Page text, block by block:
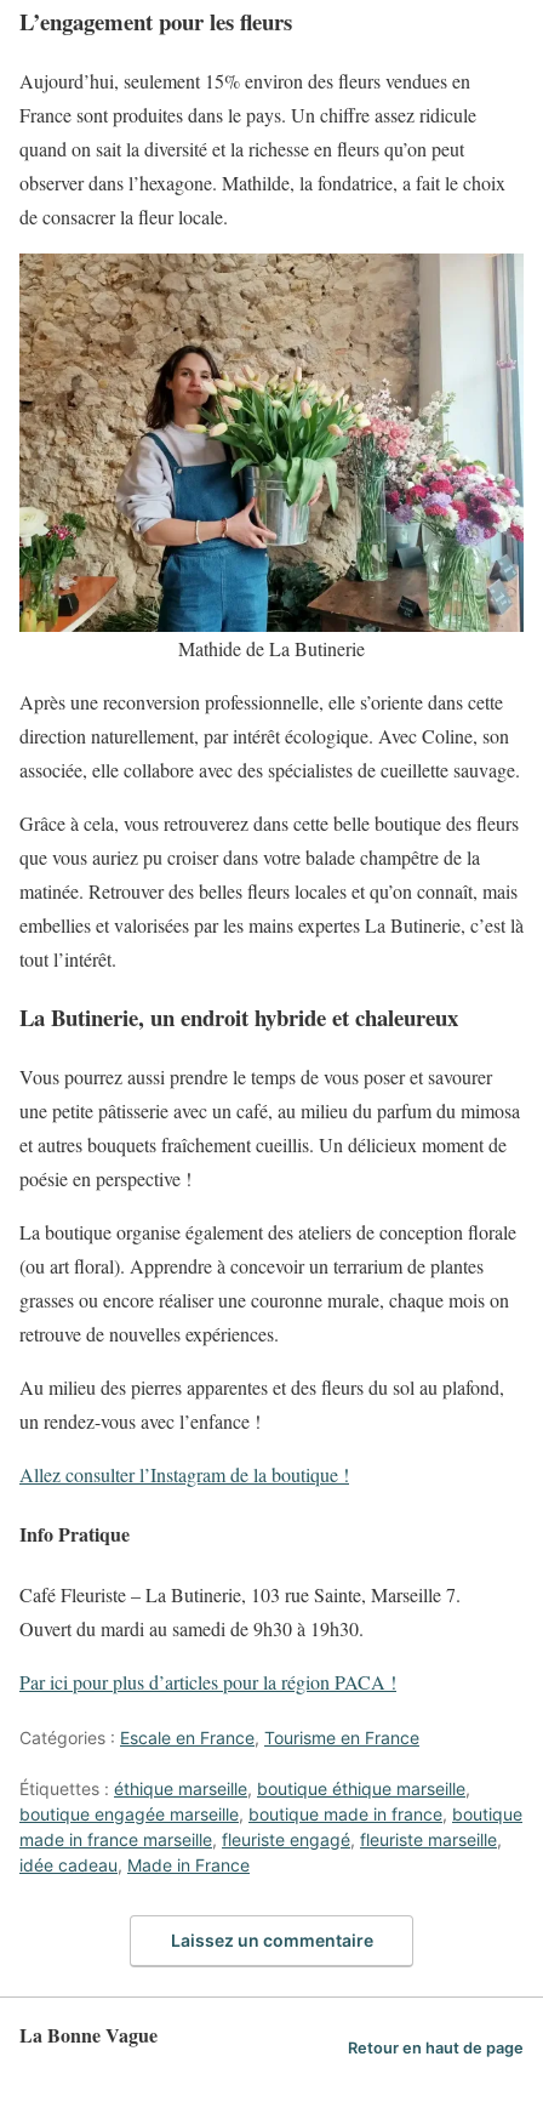
L’engagement pour les fleurs
Aujourd’hui, seulement 15% environ des fleurs vendues en
France sont produites dans le pays. Un chiffre assez ridicule
quand on sait la diversité et la richesse en fleurs qu’on peut
observer dans l’hexagone. Mathilde, la fondatrice, a fait le choix
de consacrer la fleur locale.
Mathide de La Butinerie
Après une reconversion professionnelle, elle s’oriente dans cette
direction naturellement, par intérêt écologique. Avec Coline, son
associée, elle collabore avec des spécialistes de cueillette sauvage.
Grâce à cela, vous retrouverez dans cette belle boutique des fleurs
que vous auriez pu croiser dans votre balade champêtre de la
matinée. Retrouver des belles fleurs locales et qu’on connaît, mais
embellies et valorisées par les mains expertes La Butinerie, c’est là
tout l’intérêt.
La Butinerie, un endroit hybride et chaleureux
Vous pourrez aussi prendre le temps de vous poser et savourer
une petite pâtisserie avec un café, au milieu du parfum du mimosa
et autres bouquets fraîchement cueillis. Un délicieux moment de
poésie en perspective !
La boutique organise également des ateliers de conception florale
(ou art floral). Apprendre à concevoir un terrarium de plantes
grasses ou encore réaliser une couronne murale, chaque mois on
retrouve de nouvelles expériences.
Au milieu des pierres apparentes et des fleurs du sol au plafond,
un rendez-vous avec l’enfance !
Allez consulter l’Instagram de la boutique !
Info Pratique
Café Fleuriste – La Butinerie, 103 rue Sainte, Marseille 7.
Ouvert du mardi au samedi de 9h30 à 19h30.
Par ici pour plus d’articles pour la région PACA !
Catégories : Escale en France, Tourisme en France
Étiquettes : éthique marseille, boutique éthique marseille,
boutique engagée marseille, boutique made in france, boutique
made in france marseille, fleuriste engagé, fleuriste marseille,
idée cadeau, Made in France
Laissez un commentaire
La Bonne Vague Retour en haut de page